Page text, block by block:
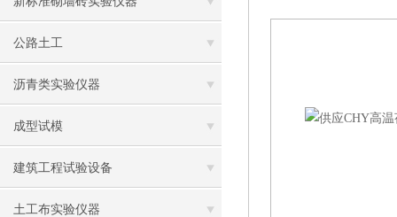
公路土工
沥青类实验仪器
成型试模
建筑工程试验设备
土工布实验仪器